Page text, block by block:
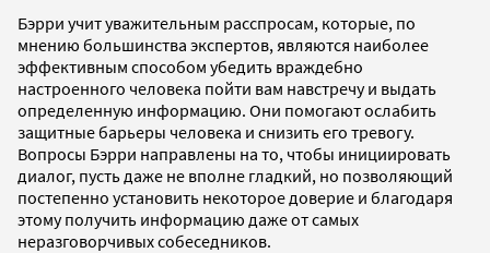
Бэрри учит уважительным расспросам, которые, по
мнению большинства экспертов, являются наиболее
эффективным способом убедить враждебно
настроенного человека пойти вам навстречу и выдать
определенную информацию. Они помогают ослабить
защитные барьеры человека и снизить его тревогу.
Вопросы Бэрри направлены на то, чтобы инициировать
диалог, пусть даже не вполне гладкий, но позволяющий
постепенно установить некоторое доверие и благодаря
этому получить информацию даже от самых
неразговорчивых собеседников.